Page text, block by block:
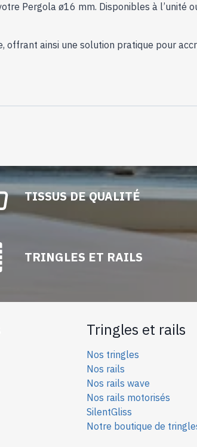
Pergola ø16 mm. Disponibles à l’unité
offrant ainsi une solution pratique pour
TISSUS DE QUALITÉ
TRINGLES ET RAILS
Tringles et rails
Nos tringles
Nos rails
Nos rails wave
Nos rails motorisés
SilentGliss
Notre boutique de